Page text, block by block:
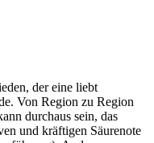
der eine liebt
Von Region zu Region
durchaus sein, das
und kräftigen Säurenote